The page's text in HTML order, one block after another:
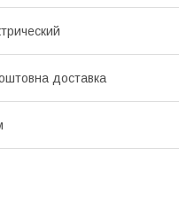
доставка